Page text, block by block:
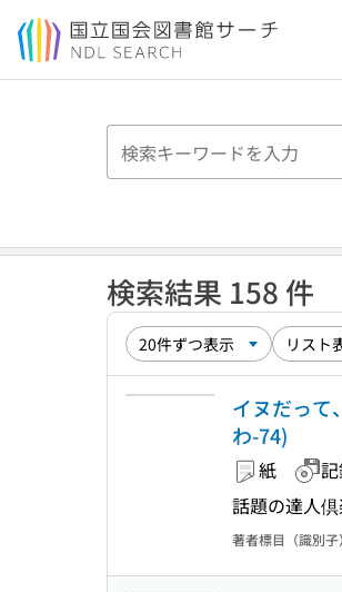
本文へ移動
検索結果 158 件
イヌだって
わ-74)
紙
話題の達人
著者標目（識別子）